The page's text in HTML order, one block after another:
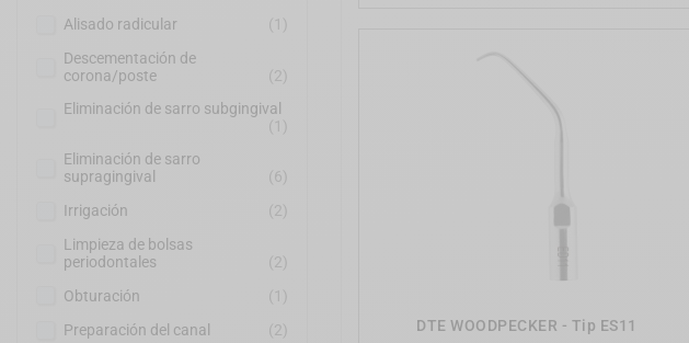
Alisado radicular
(1)
Descementación de
corona/poste
(2)
Eliminación de sarro subgingival
(1)
Eliminación de sarro
supragingival
(6)
Irrigación
(2)
Limpieza de bolsas
periodontales
(2)
Obturación
(1)
Preparación del canal
(2)
DTE WOODPECKER - Tip ES11